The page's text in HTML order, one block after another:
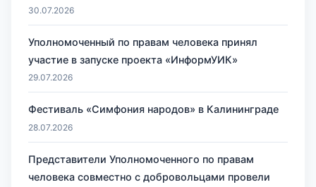
30.07.2026
Уполномоченный по правам человека принял
участие в запуске проекта «ИнформУИК»
29.07.2026
Фестиваль «Симфония народов» в Калининграде
28.07.2026
Представители Уполномоченного по правам
человека совместно с добровольцами провели